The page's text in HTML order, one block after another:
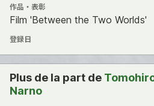
作品・表彰
Film 'Between the Two Worlds'
登録日
Plus de la part de
Narno